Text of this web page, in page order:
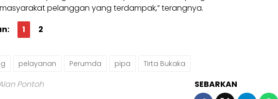
pelanggan yang terdampak,” terangnya.
1 2
pelayanan Perumda pipa Tirta Bukaka
Pontoh SEBARKAN